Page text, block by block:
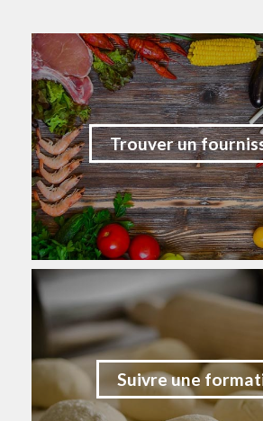
Trouver un
Suivre une